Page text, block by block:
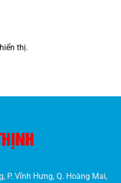
thị.
P. Vĩnh Hưng, Q. Hoàng Mai,